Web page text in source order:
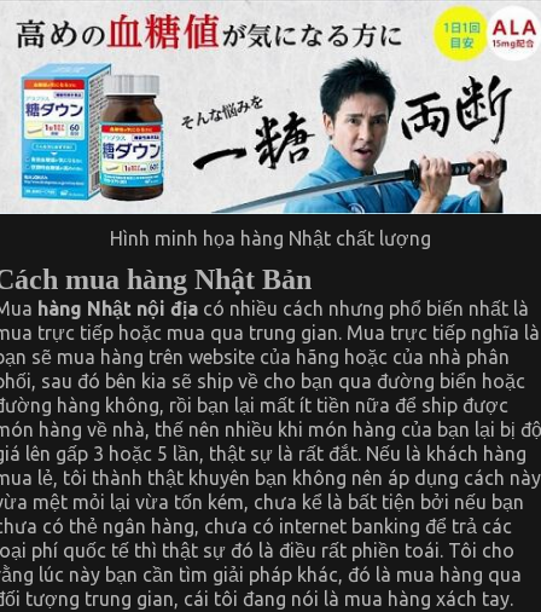
Hình minh họa hàng Nhật chất lượng
mua hàng Nhật Bản
hàng Nhật nội địa có nhiều cách nhưng phổ biến nhất là
trực tiếp hoặc mua qua trung gian. Mua trực tiếp nghĩa là
sẽ mua hàng trên website của hãng hoặc của nhà phân
sau đó bên kia sẽ ship về cho bạn qua đường biển hoặc
hàng không, rồi bạn lại mất ít tiền nữa để ship được
hàng về nhà, thế nên nhiều khi món hàng của bạn lại bị
lên gấp 3 hoặc 5 lần, thật sự là rất đắt. Nếu là khách hàng
lẻ, tôi thành thật khuyên bạn không nên áp dụng cách
mệt mỏi lại vừa tốn kém, chưa kể là bất tiện bởi nếu bạn
có thẻ ngân hàng, chưa có internet banking để trả các
phí quốc tế thì thật sự đó là điều rất phiền toái. Tôi cho
lúc này bạn cần tìm giải pháp khác, đó là mua hàng qua
tượng trung gian, cái tôi đang nói là mua hàng xách tay.